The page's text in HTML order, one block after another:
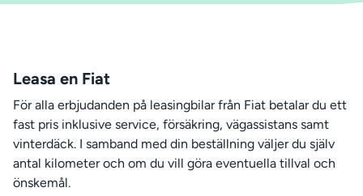
Leasa en Fiat
För alla erbjudanden på leasingbilar från Fiat betalar du ett
fast pris inklusive service, försäkring, vägassistans samt
vinterdäck. I samband med din beställning väljer du själv
antal kilometer och om du vill göra eventuella tillval och
önskemål.